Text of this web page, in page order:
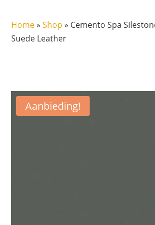
Home»Shop » Cemento Spa
Suede Leather
Aanbieding!